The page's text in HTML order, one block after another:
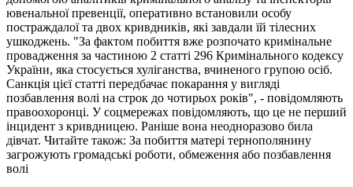
ювенальної превенції, оперативно встановили особу
постраждалої та двох кривдників, які завдали їй тілесних
ушкоджень. "За фактом побиття вже розпочато кримінальне
провадження за частиною 2 статті 296 Кримінального кодексу
України, яка стосується хуліганства, вчиненого групою осіб.
Санкція цієї статті передбачає покарання у вигляді
позбавлення волі на строк до чотирьох років", - повідомляють
правоохоронці. У соцмережах повідомляють, що це не перший
інцидент з кривдницею. Раніше вона неодноразово била
дівчат. Читайте також: За побиття матері тернополянину
загрожують громадські роботи, обмеження або позбавлення
волі